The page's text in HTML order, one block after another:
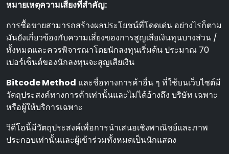
หมายเหตุความเสี่ยงที่สําคัญ:
การซื้อขายสามารถสร้างผลประโยชน์ที่โดดเด่น อย่างไรก็ตาม
มันยังเกี่ยวข้องกับความเสี่ยงของการสูญเสียเงินทุนบางส่วน /
ทั้งหมดและควรพิจารณาโดยนักลงทุนเริ่มต้น ประมาณ 70
เปอร์เซ็นต์ของนักลงทุนจะสูญเสียเงิน
Bitcode Method และชื่อทางการค้าอื่น ๆ ที่ใช้บนเว็บไซต์มี
วัตถุประสงค์ทางการค้าเท่านั้นและไม่ได้อ้างถึง บริษัท เฉพาะ
หรือผู้ให้บริการเฉพาะ
วิดีโอนี้มีวัตถุประสงค์เพื่อการนําเสนอเชิงพาณิชย์และภาพ
ประกอบเท่านั้นและผู้เข้าร่วมทั้งหมดเป็นนักแสดง